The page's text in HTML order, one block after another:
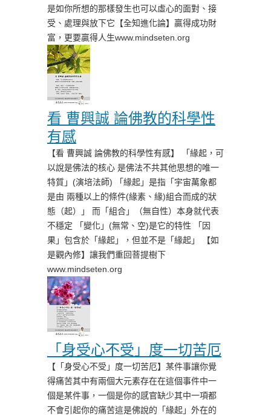
是如你所想的那樣發生也可以虛心的面對、接
受、處理與放下它【全知進化論】贏得成功財
富，更要贏得人生www.mindseten.org
看 曹興誠 論佛教的科學性
有感
【看 曹興誠 論佛教的科學性有感】 「緣起，可
以說是佛法的核心 是佛法不共其他思想的唯一
特質」(演培法師) 「緣起」是指「宇宙萬象都
是由 兩種以上的條件(緣素、緣)組合而成的狀
態（起）」 而「組合」（無自性）本身就代表
不穩定 「變化」(無常、空)是它的特性 「因
果」包含於「緣起」，但並不是「緣起」 【如
是觀內修】讓我們重回菩提樹下
www.mindseten.org
「身受心不受」度一切苦厄
【「身受心不受」度一切苦厄】某件事讓你覺
得痛苦其中有兩個大元素存在在這個事件中一
個是某件事，一個是你的感官缺少其中一項都
不會引起你的痛苦這是佛說的「緣起」外在的